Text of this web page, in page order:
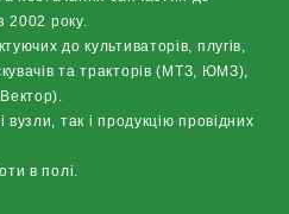
2002 року.
до культиваторів, плугів,
та тракторів (МТЗ, ЮМЗ),
так і продукцію провідних
в полі.